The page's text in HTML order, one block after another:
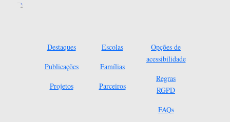
Destaques
Publicações
Projetos
Escolas
Famílias
Parceiros
Opções de
acessibilidade
Regras
RGPD
FAQs